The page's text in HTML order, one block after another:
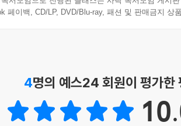
.
오가 전략이 되고 신념이 폭력이 되는 현실에
다. 그는 수없이 혐오 발언을 마주하더라도
게 만든다. 레즈비언으로 커밍아웃한 뒤로
페이백, CD/LP, DVD/Blu-ray, 패션 및 판매금지 상
4명의 예스24 회원이 평가한